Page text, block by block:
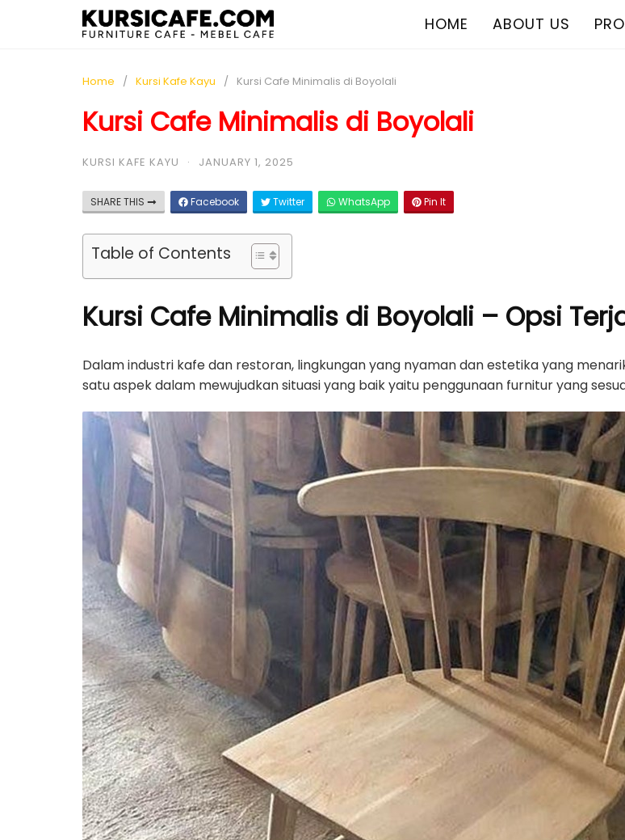
HOME ABOUT US
Home Kursi Kafe Kayu Kursi Cafe Minimalis di Boyolali
Kursi Cafe Minimalis di Boyolali
KURSI KAFE KAYU · JANUARY 1, 2025
SHARE THIS Facebook Twitter WhatsApp Pin It
Table of Contents
Kursi Cafe Minimalis di Boyolali – Opsi
Dalam industri kafe dan restoran, lingkungan yang nyaman dan estetika yang
satu aspek dalam mewujudkan situasi yang baik yaitu penggunaan furnitur yang